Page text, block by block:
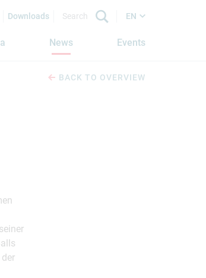
Downloads EN
News Events
BACK TO OVERVIEW